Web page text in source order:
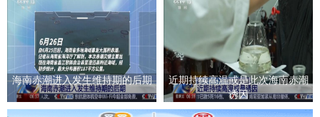
海南赤潮进入发生维持期的后期
近期持续高温或是此次海南赤潮
诱因